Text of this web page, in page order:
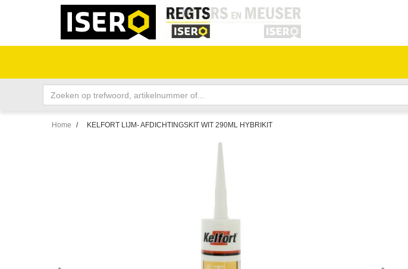
Home / KELFORT LIJM- AFDICHTINGSKIT WIT 290ML HYBRIKIT